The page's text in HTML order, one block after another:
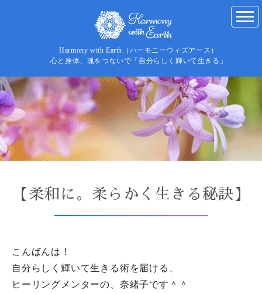
Harmony with Earth（ハーモニーウィズアース）
心と身体、魂をつないで「自分らしく輝いて生きる」
【柔和に。柔らかく生きる秘訣】
こんばんは ！
自分らしく輝いて生きる術を届ける、
ヒーリングメンターの、奈緒子です＾＾